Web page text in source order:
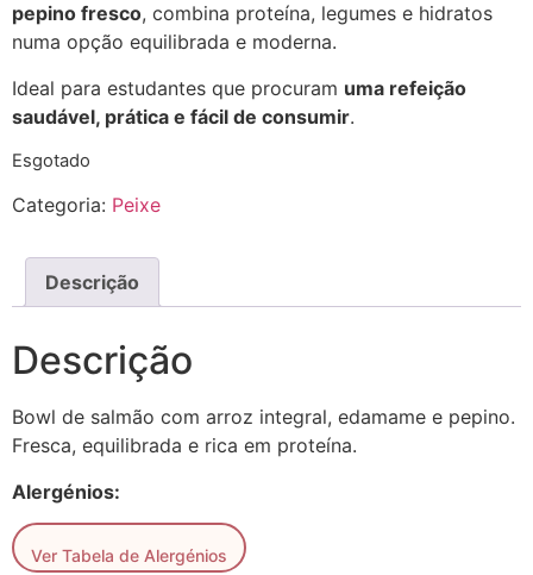
pepino fresco, combina proteína, legumes e hidratos
numa opção equilibrada e moderna.
Ideal para estudantes que procuram uma refeição
saudável, prática e fácil de consumir.
Esgotado
Categoria: Peixe
Descrição
Descrição
Bowl de salmão com arroz integral, edamame e pepino.
Fresca, equilibrada e rica em proteína.
Alergénios:
Ver Tabela de Alergénios